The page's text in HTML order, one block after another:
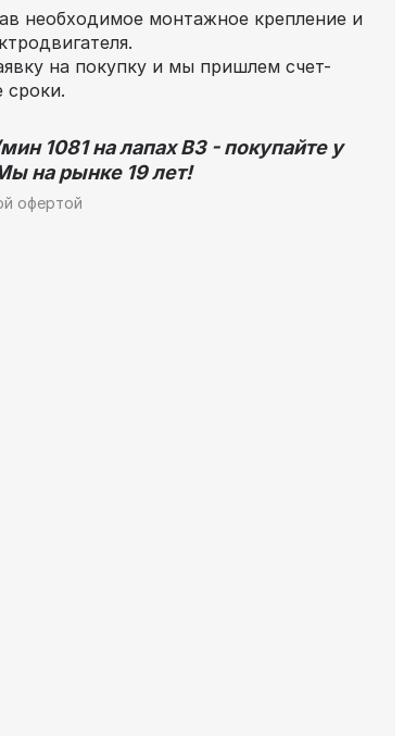
необходимое монтажное крепление и
на покупку и мы пришлем счет-
сроки.
1081 на лапах В3 - покупайте у
на рынке 19 лет!
офертой